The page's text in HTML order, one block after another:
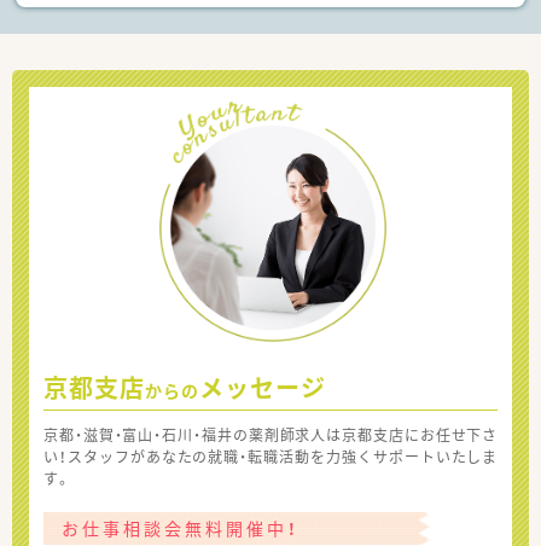
京都支店からの メッセージ
京都・滋賀・富山・石川・福井の薬剤師求人は京都支店にお任せ下さ
い！スタッフがあなたの就職・転職活動を力強くサポートいたしま
す。
お仕事相談会無料開催中！